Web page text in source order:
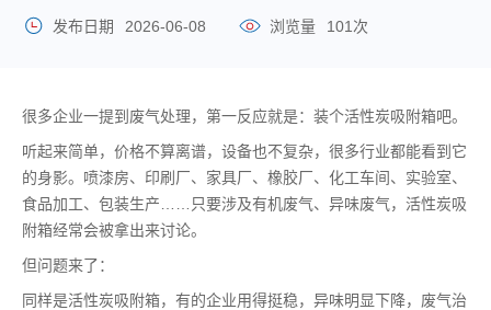
发布日期 2026-06-08 浏览量 101次
很多企业一提到废气处理，第一反应就是：装个活性炭吸附箱吧。
听起来简单，价格不算离谱，设备也不复杂，很多行业都能看到它
的身影。喷漆房、印刷厂、家具厂、橡胶厂、化工车间、实验室、
食品加工、包装生产……只要涉及有机废气、异味废气，活性炭吸
附箱经常会被拿出来讨论。
但问题来了：
同样是活性炭吸附箱，有的企业用得挺稳，异味明显下降，废气治